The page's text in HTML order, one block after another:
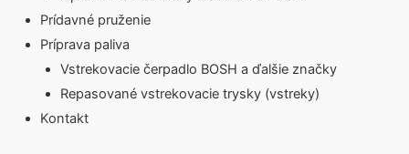
Prídavné pruženie
Príprava paliva
Vstrekovacie čerpadlo BOSH a ďalšie značky
Repasované vstrekovacie trysky (vstreky)
Kontakt